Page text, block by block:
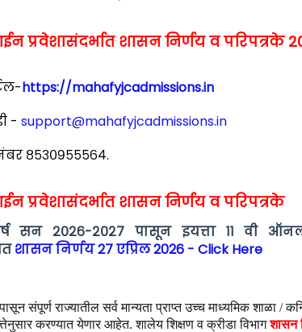
प्रवेशासंदर्भात शासन निर्णय व परिपत्रके
https://mahafyjcadmissions.in
- support@mahafyjcadmissions.in
८५३०९५५५६४.
प्रवेशासंदर्भात शासन निर्णय व परिपत्रके
सन २०२६-२०२७ पासून इयत्ता ११ वी
शासन निर्णय 27 एप्रिल 2026 - Click Here
संपूर्ण राज्यातील सर्व मान्यता प्राप्त उच्च माध्यमिक शाळा /
करण्यात येणार आहेत. शालेय शिक्षण व क्रीडा विभागशासन